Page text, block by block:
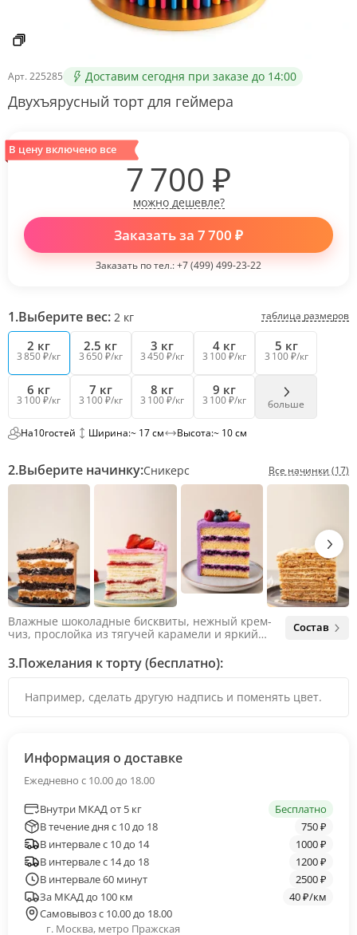
Арт. 225285 Доставим сегодня при заказе до 14:00
Двухъярусный торт для геймера
1.Выберите вес: 2 кг таблица размеров
2 кг
3 850 ₽/кг
2.5 кг
3 650 ₽/кг
3 кг
3 450 ₽/кг
4 кг
3 100 ₽/кг
5 кг
3 100 ₽/кг
6 кг
3 100 ₽/кг
7 кг
3 100 ₽/кг
8 кг
3 100 ₽/кг
9 кг
3 100 ₽/кг больше
На10гостей Ширина:~ 17 см Высота:~ 10 см
2.Выберите начинку:Сникерс Все начинки (17)
Влажные шоколадные бисквиты, нежный крем-
чиз, прослойка из тягучей карамели и яркий
яркий вкус шоколада и тягучей карамели, не
оставляя ни единого шанса остаться
Состав
3.Пожелания к торту (бесплатно):
В цену включено все
7 700 ₽
можно дешевле?
Заказать за 7 700 ₽
Заказать по тел.:+7 (499) 499-23-22
Информация о доставке
Ежедневно с 10.00 до 18.00
Внутри МКАД от 5 кг
Бесплатно
В течение дня с 10 до 18
750 ₽
В интервале с 10 до 14
1000 ₽
В интервале с 14 до 18
1200 ₽
В интервале 60 минут
2500 ₽
За МКАД до 100 км
40 ₽/км
Самовывоз с 10.00 до 18.00
г. Москва, метро Пражская